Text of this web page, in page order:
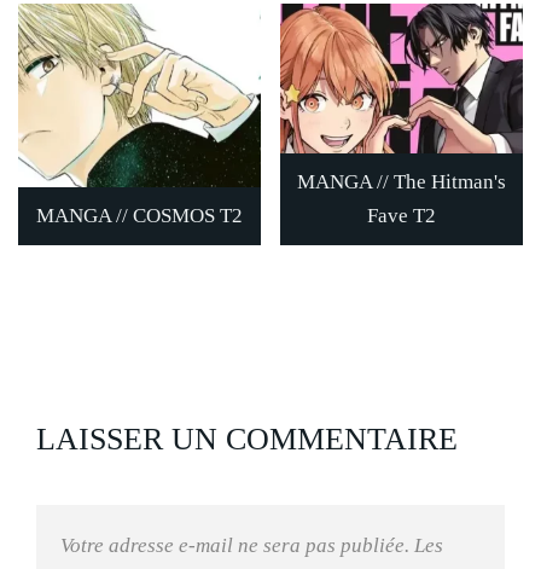
MANGA // COSMOS T2
MANGA // The Hitman's
Fave T2
LAISSER UN COMMENTAIRE
Votre adresse e-mail ne sera pas publiée. Les